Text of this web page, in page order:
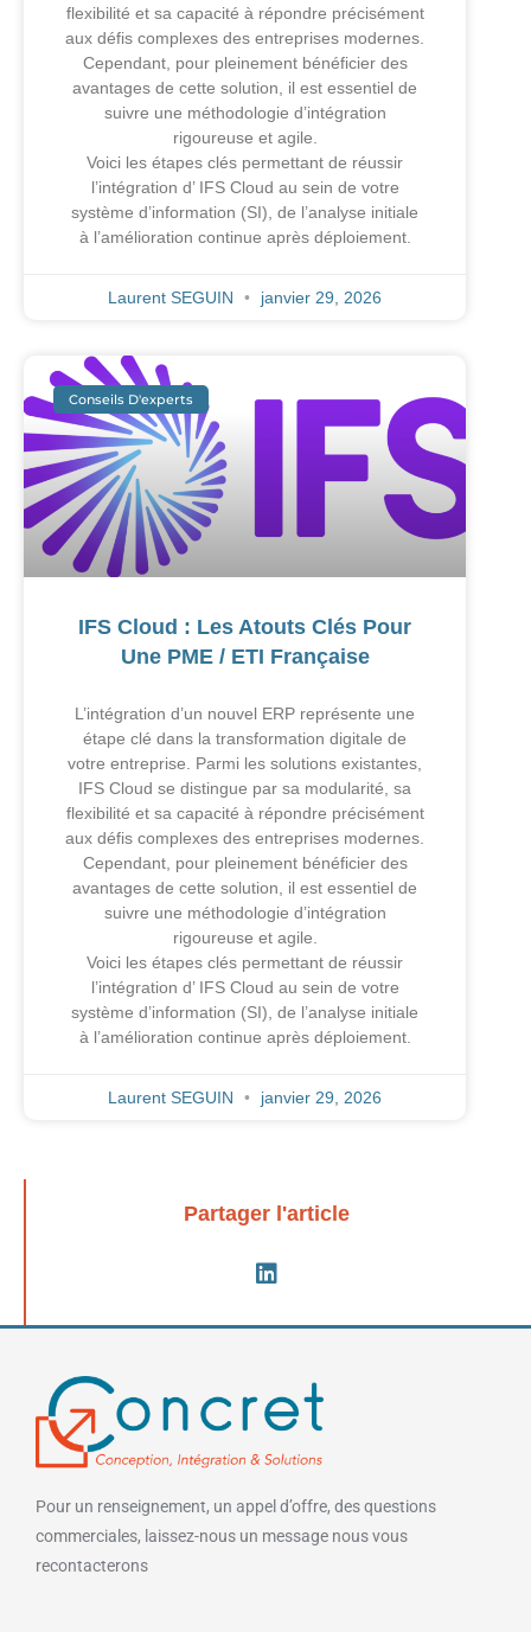
flexibilité et sa capacité à répondre précisément
aux défis complexes des entreprises modernes.
Cependant, pour pleinement bénéficier des
avantages de cette solution, il est essentiel de
suivre une méthodologie d’intégration
rigoureuse et agile.
Voici les étapes clés permettant de réussir
l’intégration d’ IFS Cloud au sein de votre
système d’information (SI), de l’analyse initiale
à l’amélioration continue après déploiement.
Laurent SEGUIN janvier 29, 2026
Conseils D'experts
IFS Cloud : Les Atouts Clés Pour
Une PME / ETI Française
L’intégration d’un nouvel ERP représente une
étape clé dans la transformation digitale de
votre entreprise. Parmi les solutions existantes,
IFS Cloud se distingue par sa modularité, sa
flexibilité et sa capacité à répondre précisément
aux défis complexes des entreprises modernes.
Cependant, pour pleinement bénéficier des
avantages de cette solution, il est essentiel de
suivre une méthodologie d’intégration
rigoureuse et agile.
Voici les étapes clés permettant de réussir
l’intégration d’ IFS Cloud au sein de votre
système d’information (SI), de l’analyse initiale
à l’amélioration continue après déploiement.
Laurent SEGUIN janvier 29, 2026
Partager l'article
Pour un renseignement, un appel d’offre, des questions
commerciales, laissez-nous un message nous vous
recontacterons